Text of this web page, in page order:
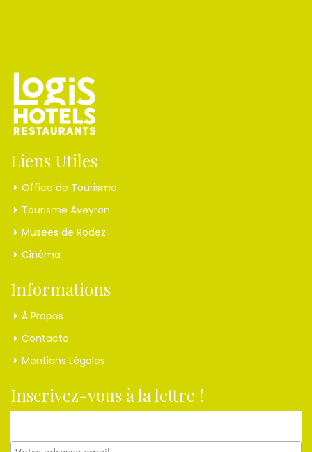
Liens Utiles
Office de Tourisme
Tourisme Aveyron
Musées de Rodez
Cinéma
Informations
À Propos
Contacto
Mentions Légales
Inscrivez-vous à la lettre !